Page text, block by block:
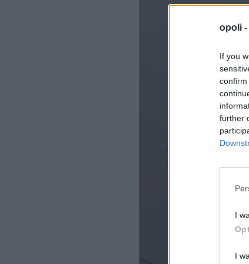
opoli -
If you
further
I
I